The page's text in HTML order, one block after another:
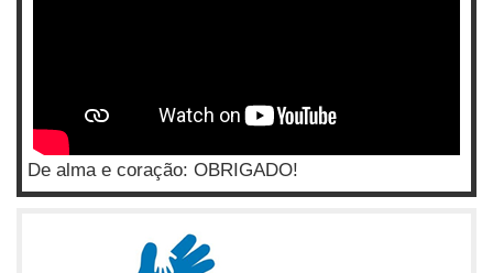
De alma e coração: OBRIGADO!